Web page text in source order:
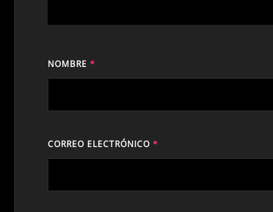
NOMBRE *
CORREO ELECTRÓNICO *